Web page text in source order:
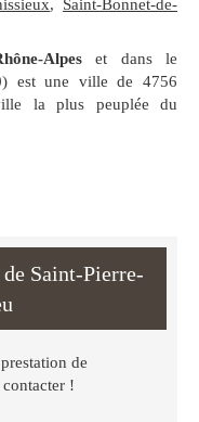
, Saint-Bonnet-de-
Alpeset dans le
est une ville de 4756
la plus peuplée du
Saint-Pierre-
de
!